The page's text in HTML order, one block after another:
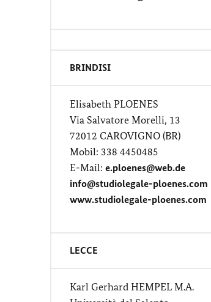
BRINDISI
Elisabeth PLOENES
Via Salvatore Morelli, 13
72012 CAROVIGNO (BR)
Mobil: 338 4450485
E-Mail: e.ploenes@web.de
info@studiolegale-ploenes.com
www.studiolegale-ploenes.com
LECCE
Karl Gerhard HEMPEL M.A.